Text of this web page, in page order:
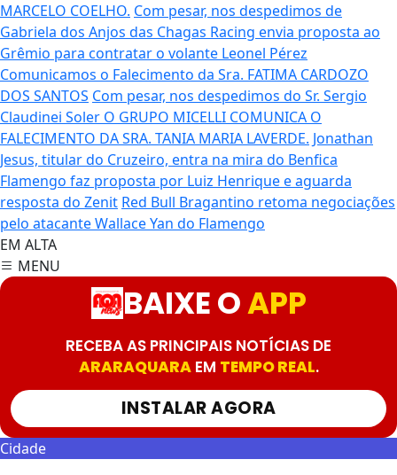
MARCELO COELHO. Com pesar, nos despedimos de
Gabriela dos Anjos das Chagas Racing envia proposta ao
Grêmio para contratar o volante Leonel Pérez
Comunicamos o Falecimento da Sra. FATIMA CARDOZO
DOS SANTOS Com pesar, nos despedimos do Sr. Sergio
Claudinei Soler O GRUPO MICELLI COMUNICA O
FALECIMENTO DA SRA. TANIA MARIA LAVERDE. Jonathan
Jesus, titular do Cruzeiro, entra na mira do Benfica
Flamengo faz proposta por Luiz Henrique e aguarda
resposta do Zenit Red Bull Bragantino retoma negociações
pelo atacante Wallace Yan do Flamengo
EM ALTA
MENU
BAIXE OAPP
RECEBA AS PRINCIPAIS NOTÍCIAS DE
ARARAQUARAEM TEMPO REAL.
INSTALAR AGORA
Cidade